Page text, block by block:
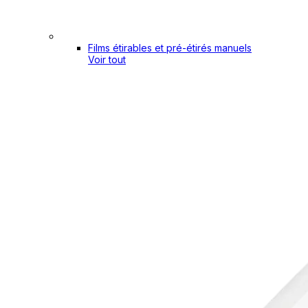
Films étirables et pré-étirés manuels
Voir tout